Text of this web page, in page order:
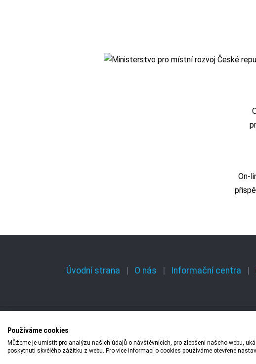
Úvodní strana O nás Informační centra
On-
Copyright © 2009 – 1
Používáme cookies
Můžeme je umístit pro analýzu našich údajů o návštěvnících, pro zlepšení našeho webu,
poskytnutí skvělého zážitku z webu. Pro více informací o cookies používáme otevřené